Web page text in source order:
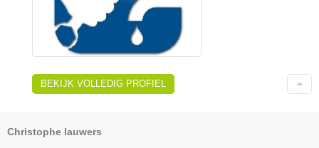
BEKIJK VOLLEDIG PROFIEL
Christophe lauwers